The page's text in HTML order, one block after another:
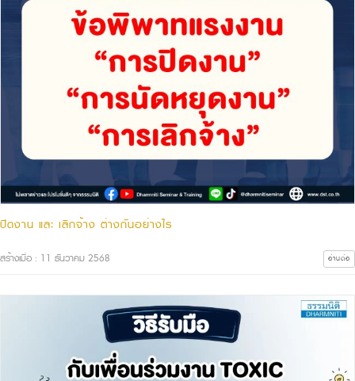
ปิดงาน และ เลิกจ้าง ต่างกันอย่างไร
สร้างเมื่อ : 11 ธันวาคม 2568 อ่านต่อ